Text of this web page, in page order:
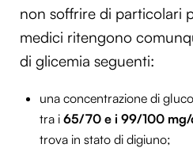
non soffrire di particolari
medici ritengono
di glicemia seguenti:
una concentrazione di
tra i 65/70 e i 99/100 mg/
trova in stato di digiuno;